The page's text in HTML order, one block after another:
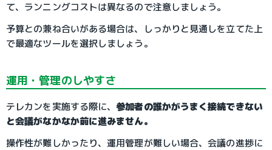
て、ランニングコストは異なるので注意しましょう。
予算との兼ね合いがある場合は、しっかりと見通しを立てた上
で最適なツールを選択しましょう。
運用・管理のしやすさ
テレカンを実施する際に、参加者の誰かがうまく接続できない
と会議がなかなか前に進みません。
操作性が難しかったり、運用管理が難しい場合、会議の進捗に